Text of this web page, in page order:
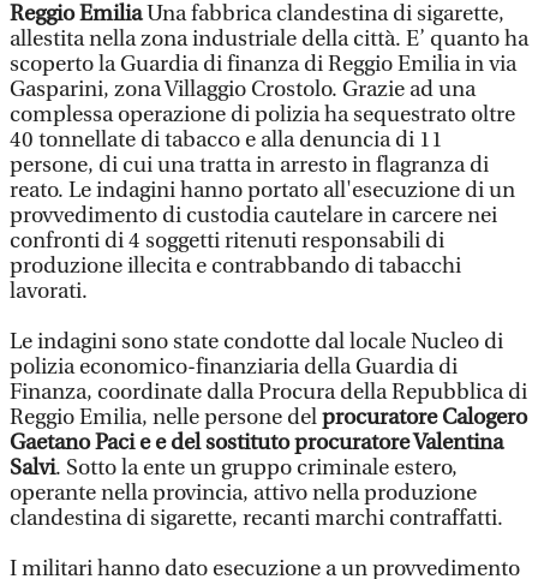
Reggio EmiliaUna fabbrica clandestina di sigarette,
allestita nella zona industriale della città. E’ quanto ha
scoperto la Guardia di finanza di Reggio Emilia in via
Gasparini, zona Villaggio Crostolo. Grazie ad una
complessa operazione di polizia ha sequestrato oltre
40 tonnellate di tabacco e alla denuncia di 11
persone, di cui una tratta in arresto in flagranza di
reato. Le indagini hanno portato all'esecuzione di un
provvedimento di custodia cautelare in carcere nei
confronti di 4 soggetti ritenuti responsabili di
produzione illecita e contrabbando di tabacchi
lavorati.
Le indagini sono state condotte dal locale Nucleo di
polizia economico-finanziaria della Guardia di
Finanza, coordinate dalla Procura della Repubblica di
Reggio Emilia, nelle persone delprocuratore Calogero
Gaetano Paci e e del sostituto procuratore Valentina
Salvi. Sotto la ente un gruppo criminale estero,
operante nella provincia, attivo nella produzione
clandestina di sigarette, recanti marchi contraffatti.
I militari hanno dato esecuzione a un provvedimento